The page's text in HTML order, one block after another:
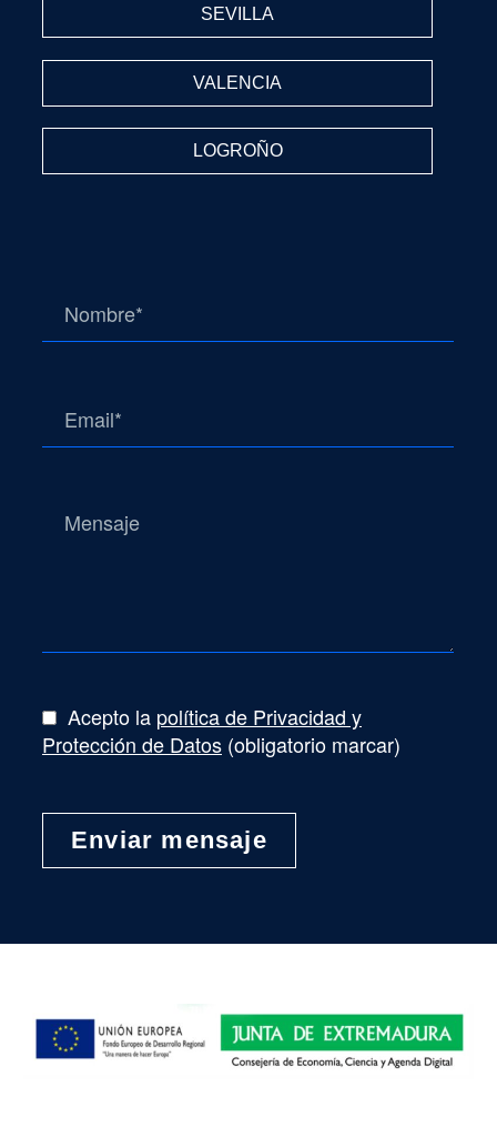
SEVILLA
VALENCIA
LOGROÑO
Acepto la política de Privacidad y
Protección de Datos (obligatorio marcar)